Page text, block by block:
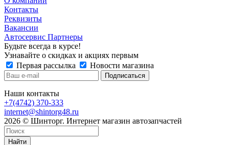
Контакты
Реквизиты
Вакансии
Автосервис Партнеры
Будьте всегда в курсе!
Узнавайте о скидках и акциях первым
Первая рассылка
Новости магазина
Наши контакты
+7(4742) 370-333
internet@shintorg48.ru
2026 © Шинторг. Интернет магазин автозапчастей
Найти